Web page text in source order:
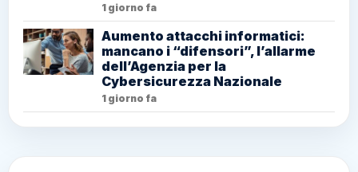
1 giorno fa
Aumento attacchi informatici:
mancano i “difensori”, l’allarme
dell’Agenzia per la
Cybersicurezza Nazionale
1 giorno fa